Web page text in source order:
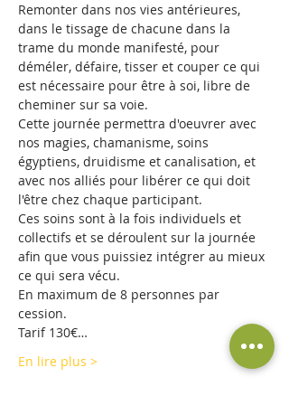
Remonter dans nos vies antérieures,
dans le tissage de chacune dans la
trame du monde manifesté, pour
déméler, défaire, tisser et couper ce qui
est nécessaire pour être à soi, libre de
cheminer sur sa voie.
Cette journée permettra d'oeuvrer avec
nos magies, chamanisme, soins
égyptiens, druidisme et canalisation, et
avec nos alliés pour libérer ce qui doit
l'être chez chaque participant.
Ces soins sont à la fois individuels et
collectifs et se déroulent sur la journée
afin que vous puissiez intégrer au mieux
ce qui sera vécu.
En maximum de 8 personnes par
cession.
Tarif 130€…
En lire plus >